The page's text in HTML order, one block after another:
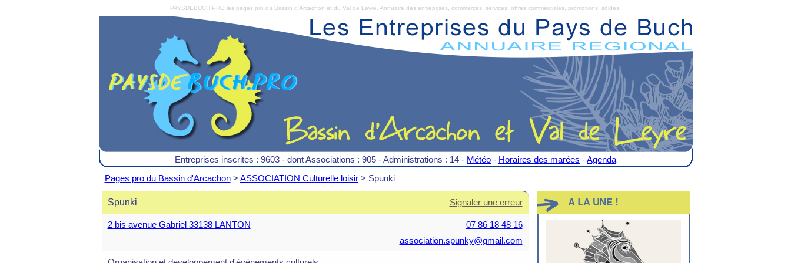
PAYSDEBUCH.PRO les pages pro du Bassin d'Arcachon et du Val de Leyre. Annuaire des entreprises, commerces, services, offres commerciales, promotions, soldes.
Entreprises inscrites : 9603 - dont Associations : 905 - Administrations : 14 - Météo - Horaires des marées -Agenda
Pages pro du Bassin d'Arcachon> ASSOCIATION Culturelle loisir> Spunki
Spunki Signaler une erreur
2 bis avenue Gabriel 33138 LANTON
07 86 18 48 16
association.spunky@gmail.com